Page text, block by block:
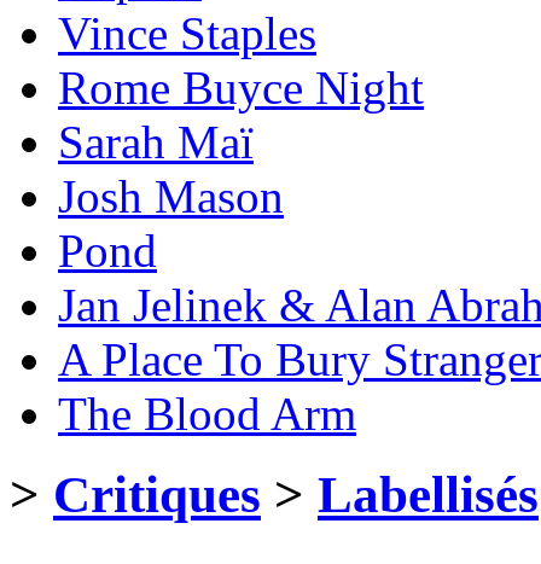
Vince Staples
Rome Buyce Night
Sarah Maï
Josh Mason
Pond
Jan Jelinek & Alan
A Place To Bury
The Blood Arm
> Critiques > Labellisés